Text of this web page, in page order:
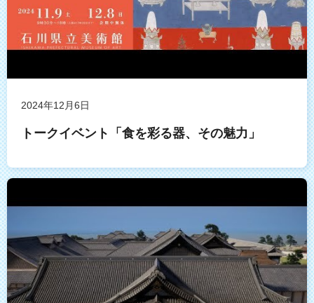
2024年12月6日
トークイベント「食を彩る器、その魅力」